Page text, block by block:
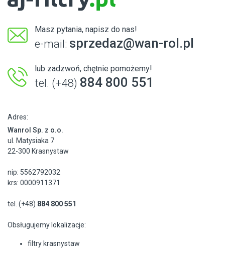
Masz pytania, napisz do nas!
e-mail: sprzedaz@wan-rol.pl
lub zadzwoń, chętnie pomożemy!
tel. (+48) 884 800 551
Adres:
Wanrol Sp. z o.o.
ul. Matysiaka 7
22-300 Krasnystaw
nip: 5562792032
krs: 0000911371
tel. (+48) 884 800 551
Obsługujemy lokalizacje:
filtry krasnystaw